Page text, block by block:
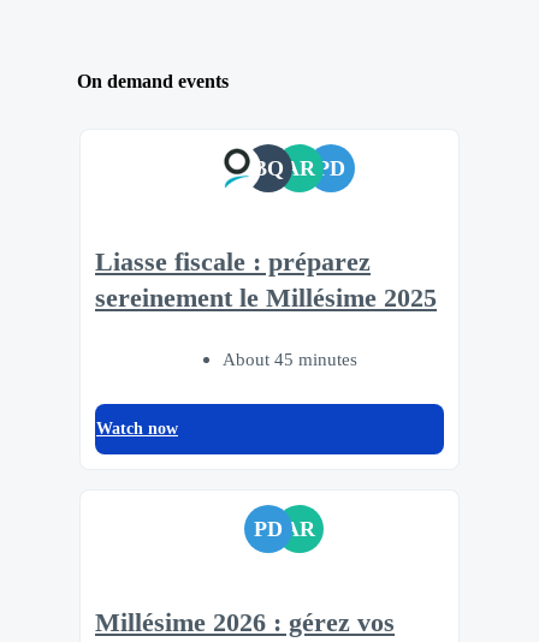
On demand events
BQ AR PD
Liasse fiscale : préparez
sereinement le Millésime 2025
About 45 minutes
Watch now
PD AR
Millésime 2026 : gérez vos